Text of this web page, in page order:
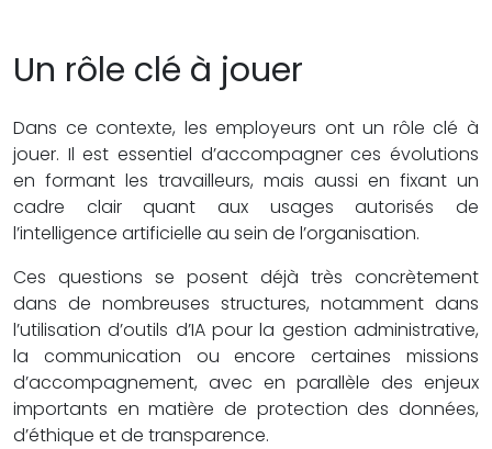
Un rôle clé à jouer
Dans ce contexte, les employeurs ont un rôle clé à
jouer. Il est essentiel d’accompagner ces évolutions
en formant les travailleurs, mais aussi en fixant un
cadre clair quant aux usages autorisés de
l’intelligence artificielle au sein de l’organisation.
Ces questions se posent déjà très concrètement
dans de nombreuses structures, notamment dans
l’utilisation d’outils d’IA pour la gestion administrative,
la communication ou encore certaines missions
d’accompagnement, avec en parallèle des enjeux
importants en matière de protection des données,
d’éthique et de transparence.